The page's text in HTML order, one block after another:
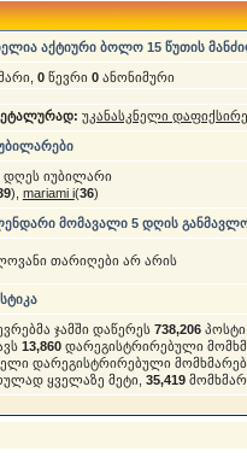
აქტიური ბოლო 15 წუთის
0წევრი 0ანონიმური
უკანასკნელი
დღეს იუბილარი
), mariami i(36)
მომავალი 5 დღის
თარიღები არ არის
ჯამში დაწერეს 738,206პოსტი
13,860დარეგისტრირებული
დარეგისტრირებული
ყველაზე მეტი, 35,419